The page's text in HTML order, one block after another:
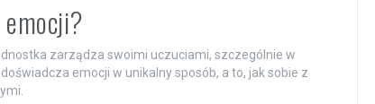
zarządza swoimi uczuciami, szczególnie w
emocji w unikalny sposób, a to, jak sobie z